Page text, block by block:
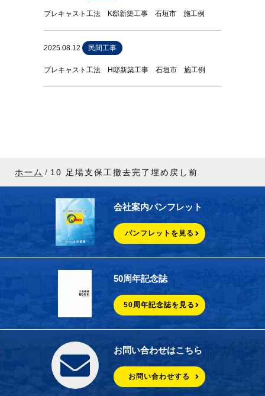
プレキャスト工法 K邸新築工事 石垣市 施工例
2025.08.12 民間工事
プレキャスト工法 H邸新築工事 石垣市 施工例
ホーム 10 足場支保工撤去完了埋め戻し前
会社案内パンフレット
パンフレットを見る
50周年記念誌
50周年記念誌を見る
お問い合わせはこちら
お問い合わせする